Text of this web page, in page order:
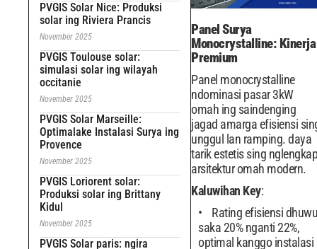
PVGIS Solar Nice: Produksi
solar ing Riviera Prancis
November 2025
PVGIS Toulouse solar:
simulasi solar ing wilayah
occitanie
November 2025
PVGIS Solar Marseille:
Optimalake Instalasi Surya ing
Provence
November 2025
PVGIS Loriorent solar:
Produksi solar ing Brittany
Kidul
November 2025
PVGIS Solar paris: ngira
Panel Surya
Monocrystalline: Kinerja
Premium
Panel monocrystalline
ndominasi pasar 3kW
omah ing saindenging
jagad amarga efisiensi
unggul lan ramping. daya
tarik estetis sing
arsitektur omah modern.
Kaluwihan Key:
Rating efisiensi
saka 20% nganti 22%,
optimal kanggo instalasi